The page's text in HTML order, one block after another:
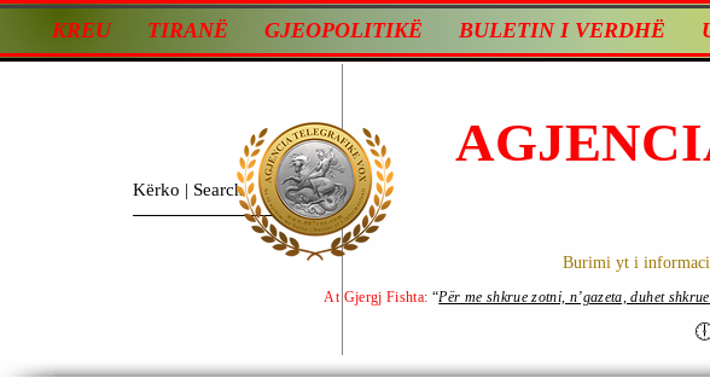
KREU TIRANË GJEOPOLITIKË BULETIN I VERDHË
Burimi yt i
At Gjergj Fishta: “Për me shkrue zotni, n’gazeta, duhet